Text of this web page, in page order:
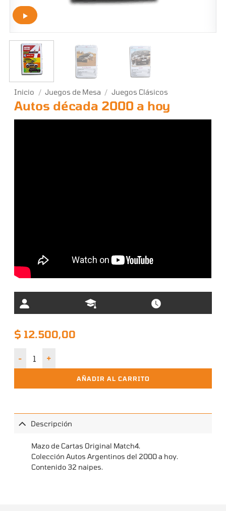
Inicio / Juegos de Mesa / Juegos Clásicos
Autos década 2000 a hoy
$ 12.500,00
AÑADIR AL CARRITO
Descripción
Mazo de Cartas Original Match4.
Colección Autos Argentinos del 2000 a hoy.
Contenido 32 naipes.